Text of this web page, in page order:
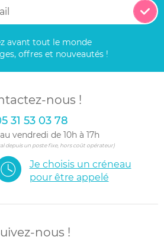
avant tout le monde
offres et nouveautés !
nous !
31 53 03 78
vendredi de 10h à 17h
depuis un poste fixe, hors coût opérateur)
Je choisis un créneau
pour être appelé
nous !